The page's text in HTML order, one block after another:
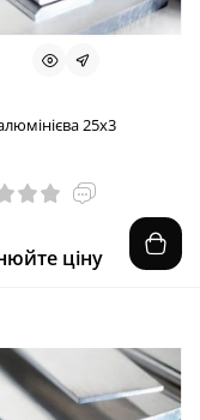
25х3
ціну